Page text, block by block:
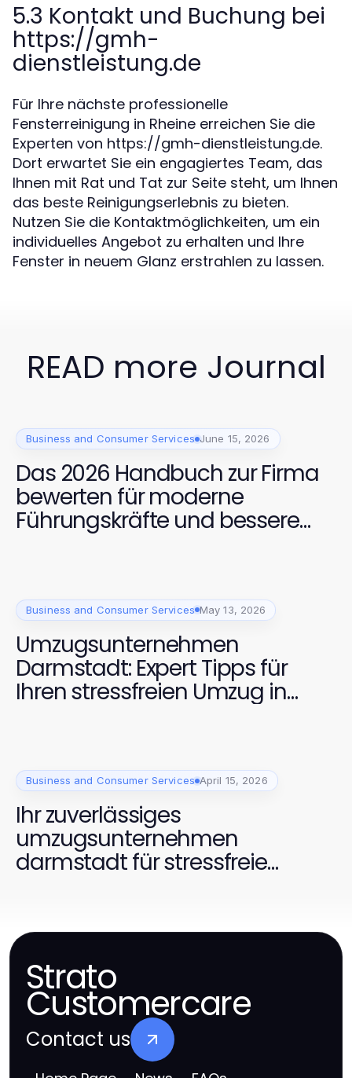
5.3 Kontakt und Buchung bei
https://gmh-
dienstleistung.de
Für Ihre nächste professionelle
Fensterreinigung in Rheine erreichen Sie die
Experten von https://gmh-dienstleistung.de.
Dort erwartet Sie ein engagiertes Team, das
Ihnen mit Rat und Tat zur Seite steht, um Ihnen
das beste Reinigungserlebnis zu bieten.
Nutzen Sie die Kontaktmöglichkeiten, um ein
individuelles Angebot zu erhalten und Ihre
Fenster in neuem Glanz erstrahlen zu lassen.
READ more Journal
Business and Consumer Services June 15, 2026
Das 2026 Handbuch zur Firma
bewerten für moderne
Führungskräfte und bessere
Arbeitskulturen
Business and Consumer Services May 13, 2026
Umzugsunternehmen
Darmstadt: Expert Tipps für
Ihren stressfreien Umzug in
Business and Consumer Services April 15, 2026
Ihr zuverlässiges
umzugsunternehmen
darmstadt für stressfreie
Strato
Customercare
Contact us